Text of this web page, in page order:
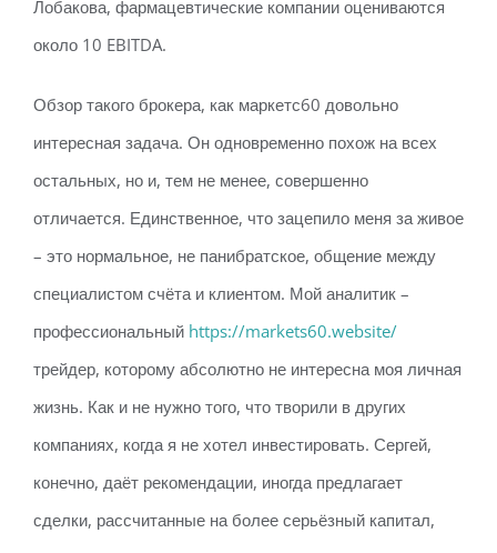
Лобакова, фармацевтические компании оцениваются
около 10 EBITDA.
Обзор такого брокера, как маркетс60 довольно
интересная задача. Он одновременно похож на всех
остальных, но и, тем не менее, совершенно
отличается. Единственное, что зацепило меня за живое
– это нормальное, не панибратское, общение между
специалистом счёта и клиентом. Мой аналитик –
профессиональный https://markets60.website/
трейдер, которому абсолютно не интересна моя личная
жизнь. Как и не нужно того, что творили в других
компаниях, когда я не хотел инвестировать. Сергей,
конечно, даёт рекомендации, иногда предлагает
сделки, рассчитанные на более серьёзный капитал,